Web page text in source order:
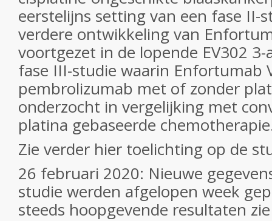
eerstelijns setting van een fase II-
verdere ontwikkeling van
voortgezet in de lopende EV302
fase III-studie waarin Enfortumab
pembrolizumab met of zonder
onderzocht in vergelijking met
platina gebaseerde
Zie verder hier toelichting op de
26 februari 2020: Nieuwe
studie werden afgelopen week
steeds hoopgevende resultaten